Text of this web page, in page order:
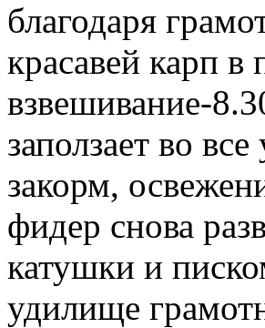
благодаря
красавей карп в
взвешивание-
заползает во
закорм,
фидер снова
катушки и
удилище